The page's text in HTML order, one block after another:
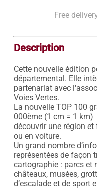
Free
Description
Cette nouvelle édition
départemental. Elle
partenariat avec
Voies Vertes.
La nouvelle TOP 100
000ème (1 cm = 1 km)
découvrir une région
ou en voiture.
Un grand nombre
représentées de façon
cartographie : parcs et
châteaux, musées,
d’escalade et de sport